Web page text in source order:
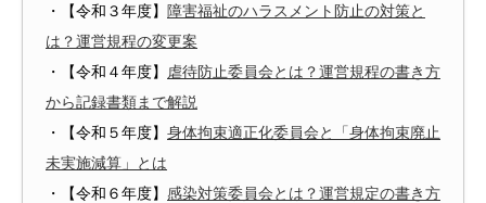
・【令和３年度】 障害福祉のハラスメント防止の対策と
は？運営規程の変更案
・【令和４年度】
虐待防止委員会とは？運営規程の書き方
から記録書類まで解説
・【令和５年度】 身体拘束適正化委員会と「身体拘束廃止
未実施減算」とは
・【令和６年度】 感染対策委員会とは？運営規定の書き方